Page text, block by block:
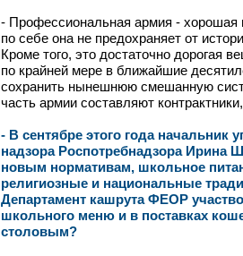
- Профессиональная армия -
по себе она не предохраняет от
Кроме того, это достаточно дорогая
по крайней мере в ближайшие
сохранить нынешнюю смешанную
часть армии составляют
- В сентябре этого года начальник
надзора Роспотребнадзора Ирина
новым нормативам, школьное
религиозные и национальные
Департамент кашрута ФЕОР
школьного меню и в поставках
столовым?